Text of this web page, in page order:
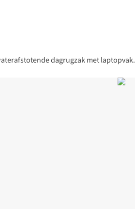
dagrugzak met laptopvak.